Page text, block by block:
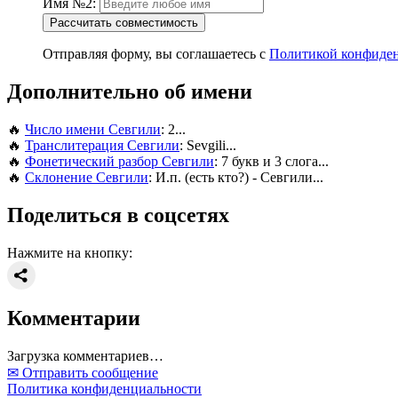
Имя №2:
Рассчитать совместимость
Отправляя форму, вы соглашаетесь с Политикой
Дополнительно об имени
🔥 Число имени Севгили: 2...
🔥 Транслитерация Севгили: Sevgili...
🔥 Фонетический разбор Севгили: 7 букв и 3 слога...
🔥 Склонение Севгили: И.п. (есть кто?) - Севгили...
Поделиться в соцсетях
Нажмите на кнопку:
Комментарии
Загрузка комментариев…
✉ Отправить сообщение
Политика конфиденциальности